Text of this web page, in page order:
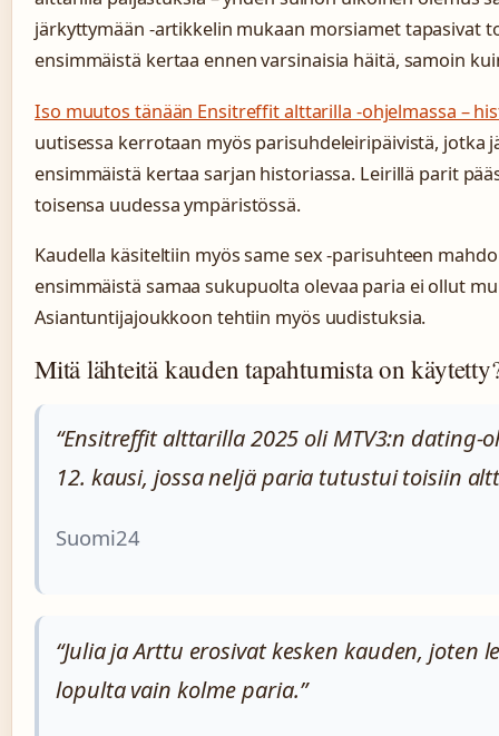
järkyttymään -artikkelin mukaan morsiamet tapasivat
ensimmäistä kertaa ennen varsinaisia häitä, samoin
Iso muutos tänään Ensitreffit alttarilla -ohjelmassa –
uutisessa kerrotaan myös parisuhdeleiripäivistä, jotka
ensimmäistä kertaa sarjan historiassa. Leirillä parit
toisensa uudessa ympäristössä.
Kaudella käsiteltiin myös same sex -parisuhteen
ensimmäistä samaa sukupuolta olevaa paria ei ollut
Asiantuntijajoukkoon tehtiin myös uudistuksia.
Mitä lähteitä kauden tapahtumista on
“Ensitreffit alttarilla 2025 oli MTV3:n dating-
12. kausi, jossa neljä paria tutustui toisiin
Suomi24
“Julia ja Arttu erosivat kesken kauden, joten
lopulta vain kolme paria.”